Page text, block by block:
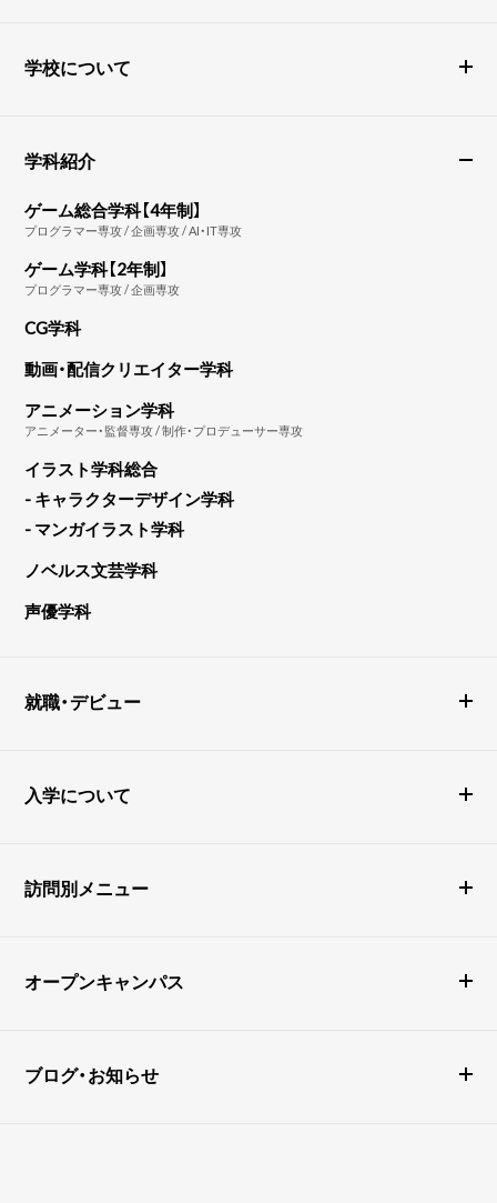
学校について
学科紹介
ゲーム総合学科【4年制】
プログラマー専攻 / 企画専攻 / AI・IT専攻
ゲーム学科【2年制】
プログラマー専攻 / 企画専攻
CG学科
動画・配信クリエイター学科
アニメーション学科
アニメーター・監督専攻 / 制作・プロデューサー専攻
イラスト学科総合
- キャラクターデザイン学科
- マンガイラスト学科
ノベルス文芸学科
声優学科
就職・デビュー
入学について
訪問別メニュー
オープンキャンパス
ブログ・お知らせ